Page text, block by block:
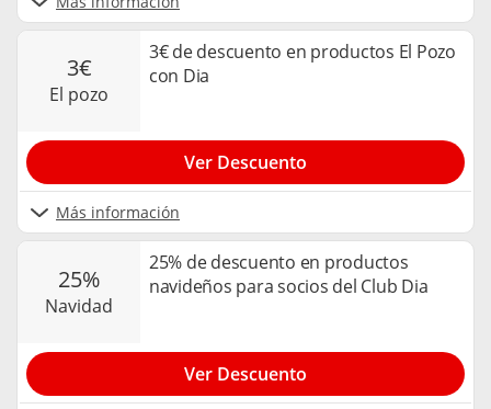
3€
el pozo
3€ de descuento en productos El Pozo
con Dia
Más información
Ver Descuento
25%
navidad
25% de descuento en productos
navideños para socios del Club Dia
Ver Descuento